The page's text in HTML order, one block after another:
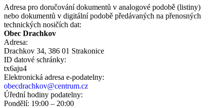
Adresa pro doručování dokumentů v analogové podobě (listiny)
nebo dokumentů v digitální podobě předávaných na přenosných
technických nosičích dat:
Obec Drachkov
Adresa:
Drachkov 34, 386 01 Strakonice
ID datové schránky:
tx6aju4
Elektronická adresa e‑podatelny:
obecdrachkov@centrum.cz
Úřední hodiny podatelny:
Pondělí: 19:00 – 20:00